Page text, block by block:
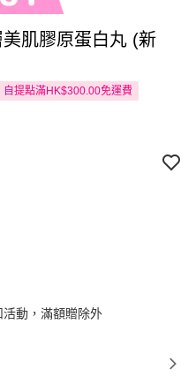
美肌膠原蛋白丸 (新
自提點滿HK$300.00免運費
動，滿額贈除外